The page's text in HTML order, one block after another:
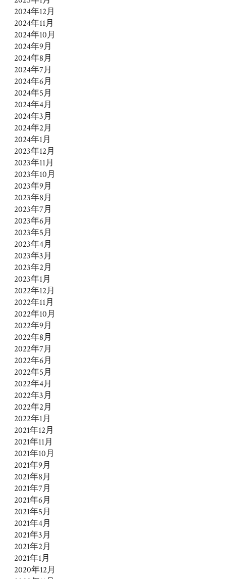
2024年12月
2024年11月
2024年10月
2024年9月
2024年8月
2024年7月
2024年6月
2024年5月
2024年4月
2024年3月
2024年2月
2024年1月
2023年12月
2023年11月
2023年10月
2023年9月
2023年8月
2023年7月
2023年6月
2023年5月
2023年4月
2023年3月
2023年2月
2023年1月
2022年12月
2022年11月
2022年10月
2022年9月
2022年8月
2022年7月
2022年6月
2022年5月
2022年4月
2022年3月
2022年2月
2022年1月
2021年12月
2021年11月
2021年10月
2021年9月
2021年8月
2021年7月
2021年6月
2021年5月
2021年4月
2021年3月
2021年2月
2021年1月
2020年12月